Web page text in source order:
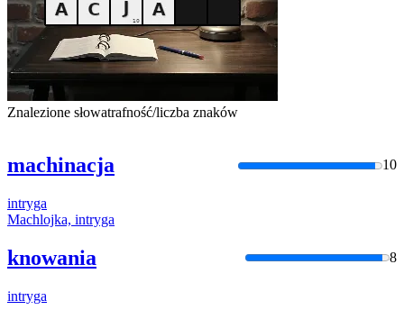
Znalezione słowatrafność/liczba znaków
machinacja 10
intryga
Machlojka, intryga
knowania 8
intryga